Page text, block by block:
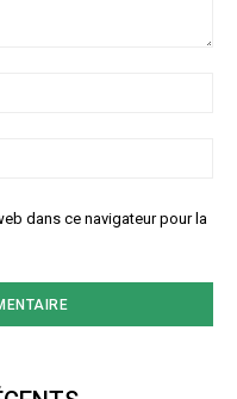
dans ce navigateur pour la